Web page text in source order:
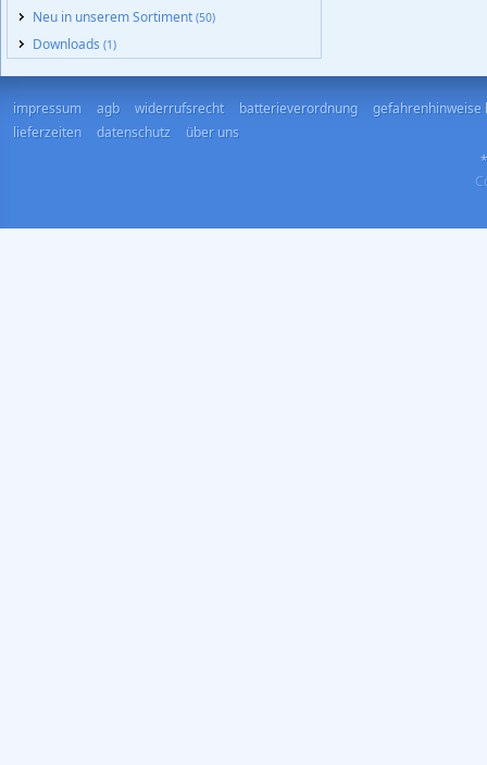
Neu in unserem Sortiment (50)
Downloads (1)
impressum agb widerrufsrecht batterieverordnung
gefahrenhinweise
lieferzeiten
datenschutz
über uns